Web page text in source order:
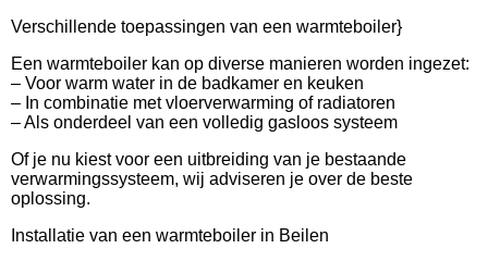
Verschillende toepassingen van een warmteboiler}
Een warmteboiler kan op diverse manieren worden ingezet:
– Voor warm water in de badkamer en keuken
– In combinatie met vloerverwarming of radiatoren
– Als onderdeel van een volledig gasloos systeem
Of je nu kiest voor een uitbreiding van je bestaande
verwarmingssysteem, wij adviseren je over de beste
oplossing.
Installatie van een warmteboiler in Beilen